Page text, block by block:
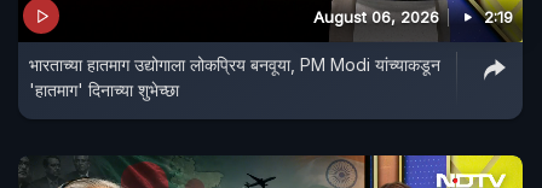
August 06, 2026 2:19
भारताच्या हातमाग उद्योगाला लोकप्रिय बनवूया, PM Modi यांच्याकडून
'हातमाग' दिनाच्या शुभेच्छा